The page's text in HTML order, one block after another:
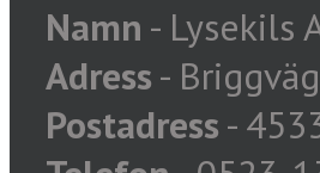
Namn - Lysekils
Adress-
Postadress-